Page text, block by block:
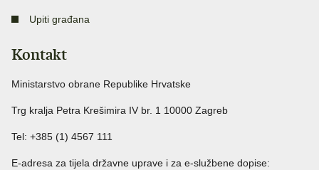
Upiti građana
Kontakt
Ministarstvo obrane Republike Hrvatske
Trg kralja Petra Krešimira IV br. 1 10000 Zagreb
Tel: +385 (1) 4567 111
E-adresa za tijela državne uprave i za e-službene dopise: